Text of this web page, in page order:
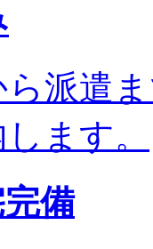
派遣
ます。
備